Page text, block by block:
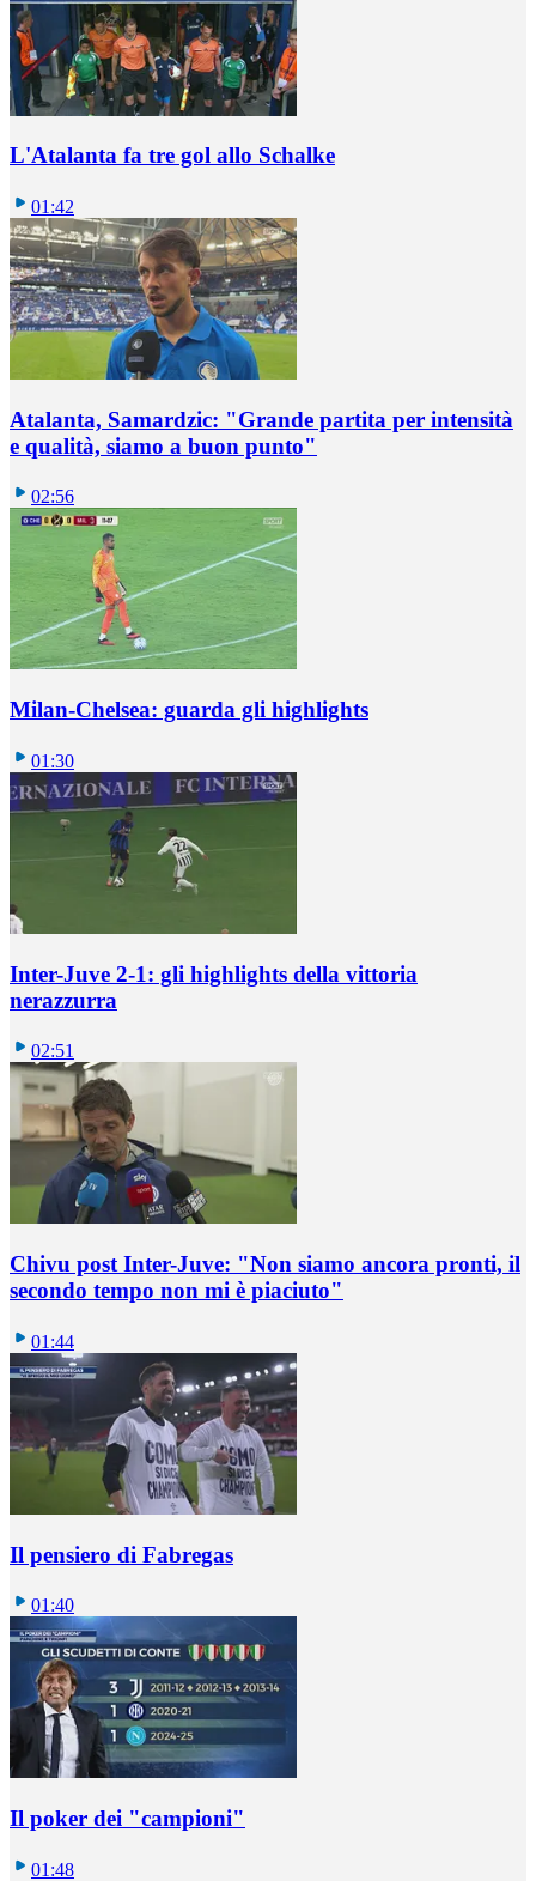
L'Atalanta fa tre gol allo Schalke
01:42
Atalanta, Samardzic: "Grande partita per intensità
e qualità, siamo a buon punto"
02:56
Milan-Chelsea: guarda gli highlights
01:30
Inter-Juve 2-1: gli highlights della vittoria
nerazzurra
02:51
Chivu post Inter-Juve: "Non siamo ancora pronti, il
secondo tempo non mi è piaciuto"
01:44
Il pensiero di Fabregas
01:40
Il poker dei "campioni"
01:48